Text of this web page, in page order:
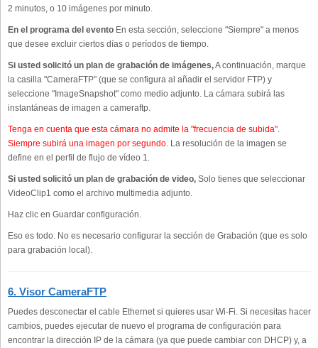
2 minutos, o 10 imágenes por minuto.
En el programa del evento En esta sección, seleccione "Siempre" a menos
que desee excluir ciertos días o períodos de tiempo.
Si usted solicitó un plan de grabación de imágenes,A continuación, marque
la casilla "CameraFTP" (que se configura al añadir el servidor FTP) y
seleccione "ImageSnapshot" como medio adjunto. La cámara subirá las
instantáneas de imagen a cameraftp.
Tenga en cuenta que esta cámara no admite la "frecuencia de subida".
Siempre subirá una imagen por segundo. La resolución de la imagen se
define en el perfil de flujo de vídeo 1.
Si usted solicitó un plan de grabación de video, Solo tienes que seleccionar
VideoClip1 como el archivo multimedia adjunto.
Haz clic en Guardar configuración.
Eso es todo. No es necesario configurar la sección de Grabación (que es solo
para grabación local).
6. Visor CameraFTP
Puedes desconectar el cable Ethernet si quieres usar Wi-Fi. Si necesitas hacer
cambios, puedes ejecutar de nuevo el programa de configuración para
encontrar la dirección IP de la cámara (ya que puede cambiar con DHCP) y, a